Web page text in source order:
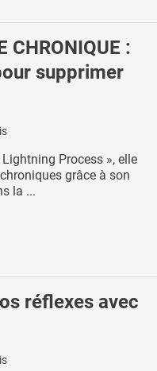
CHRONIQUE :
supprimer
Process », elle
grâce à son
la ...
réflexes avec